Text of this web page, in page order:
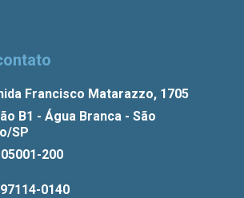
Francisco Matarazzo, 1705
B1 - Água Branca - São
SP
200
0140